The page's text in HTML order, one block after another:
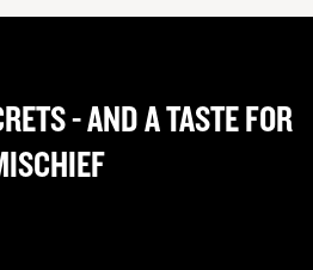
- AND A TASTE FOR